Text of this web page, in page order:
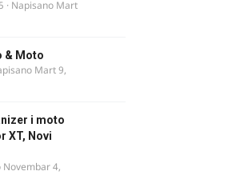
· Napisano Mart
& Moto
Mart 9,
i moto
XT, Novi
Novembar 4,